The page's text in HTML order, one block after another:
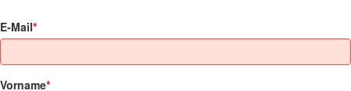
E-Mail
Vorname